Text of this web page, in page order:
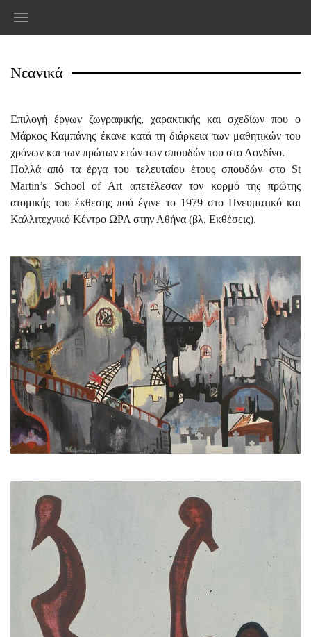
Νεανικά
Επιλογή έργων ζωγραφικής, χαρακτικής και σχεδίων που ο
Μάρκος Καμπάνης έκανε κατά τη διάρκεια των μαθητικών του
χρόνων και των πρώτων ετών των σπουδών του στο Λονδίνο.
Πολλά από τα έργα του τελευταίου έτους σπουδών στο St
Μartin’s School of Art απετέλεσαν τον κορμό της πρώτης
ατομικής του έκθεσης πού έγινε το 1979 στο Πνευματικό και
Καλλιτεχνικό Κέντρο ΩΡΑ στην Αθήνα (βλ. Εκθέσεις).